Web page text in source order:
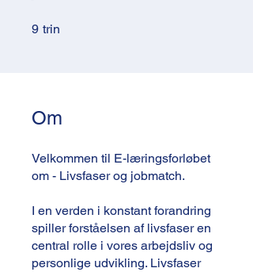
9 trin
Om
Velkommen til E-læringsforløbet
om - Livsfaser og jobmatch.
I en verden i konstant forandring
spiller forståelsen af livsfaser en
central rolle i vores arbejdsliv og
personlige udvikling. Livsfaser